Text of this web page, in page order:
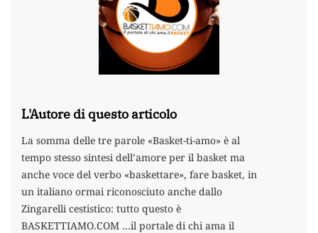
L'Autore di questo articolo
La somma delle tre parole «Basket-ti-amo» è al
tempo stesso sintesi dell’amore per il basket ma
anche voce del verbo «baskettare», fare basket, in
un italiano ormai riconosciuto anche dallo
Zingarelli cestistico: tutto questo è
BASKETTIAMO.COM …il portale di chi ama il